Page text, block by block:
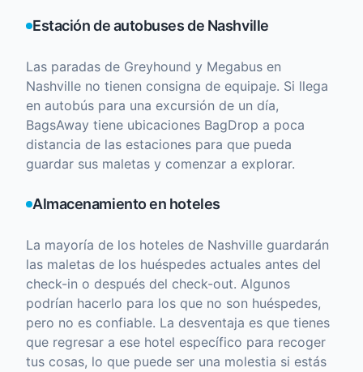
Estación de autobuses de Nashville
Las paradas de Greyhound y Megabus en
Nashville no tienen consigna de equipaje. Si llega
en autobús para una excursión de un día,
BagsAway tiene ubicaciones BagDrop a poca
distancia de las estaciones para que pueda
guardar sus maletas y comenzar a explorar.
Almacenamiento en hoteles
La mayoría de los hoteles de Nashville guardarán
las maletas de los huéspedes actuales antes del
check-in o después del check-out. Algunos
podrían hacerlo para los que no son huéspedes,
pero no es confiable. La desventaja es que tienes
que regresar a ese hotel específico para recoger
tus cosas, lo que puede ser una molestia si estás